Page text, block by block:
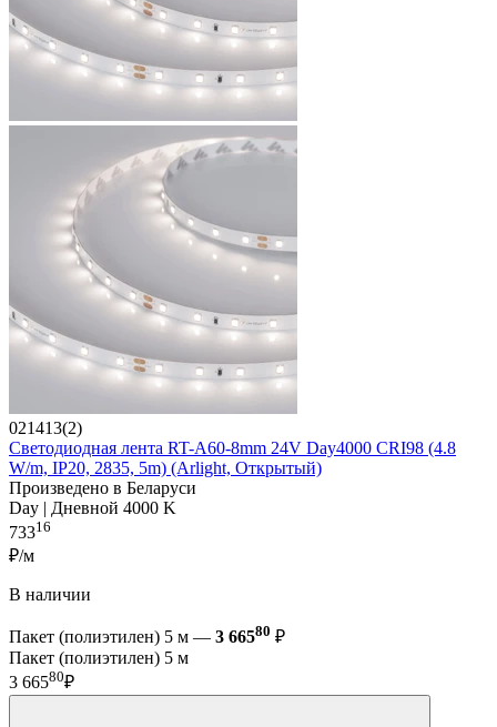
021413(2)
Светодиодная лента RT-A60-8mm 24V Day4000 CRI98 (4.8
W/m, IP20, 2835, 5m) (Arlight, Открытый)
Произведено в Беларуси
Day | Дневной 4000 K
73316
₽/м
В наличии
Пакет (полиэтилен) 5 м — 3 66580 ₽
Пакет (полиэтилен) 5 м
3 66580₽